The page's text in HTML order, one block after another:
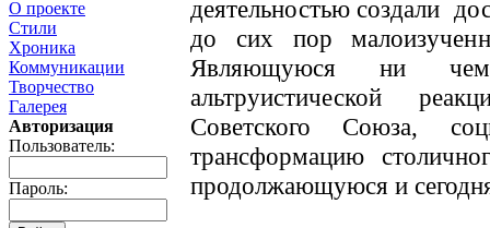
О проекте
Стили
Хроника
Коммуникации
Творчество
Галерея
Авторизация
Пользователь:
Пароль:
деятельностью создали
до сих пор
Являющуюся ни
альтруистической
Советского Союза,
трансформацию
продолжающуюся и